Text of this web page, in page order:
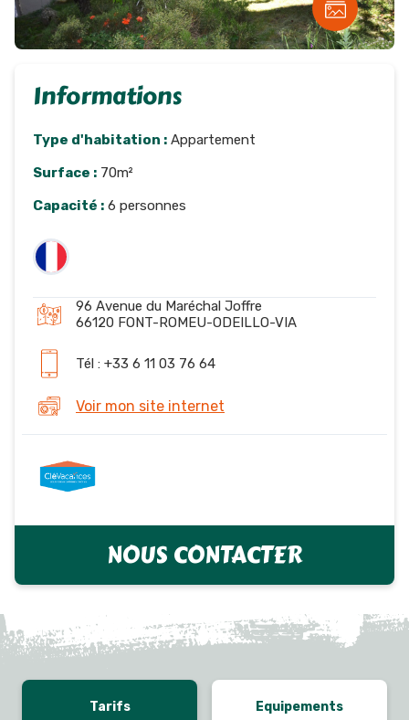
Informations
Type d'habitation : Appartement
Surface : 70m²
Capacité : 6 personnes
96 Avenue du Maréchal Joffre
66120 FONT-ROMEU-ODEILLO-VIA
Tél : +33 6 11 03 76 64
Voir mon site internet
NOUS CONTACTER
Tarifs Equipements